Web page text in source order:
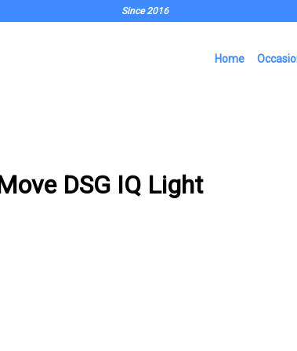
Since 2016
Home
DSG IQ Light